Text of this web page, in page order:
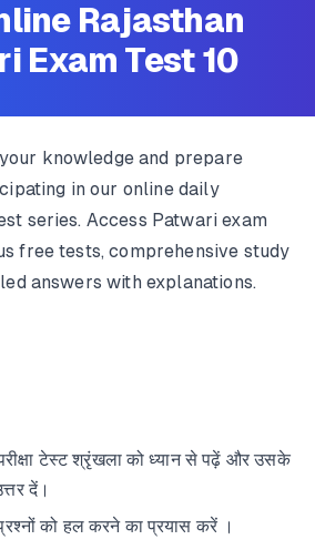
Rajasthan
Exam Test 10
knowledge and prepare
in our online daily
series. Access Patwari exam
free tests, comprehensive study
answers with explanations.
परीक्षा टेस्ट श्रृंखला को ध्यान से पढ़ें और उसके
दें।
को हल करने का प्रयास करें ।